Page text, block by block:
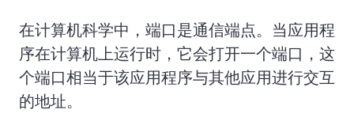
在计算机科学中，端口是通信端点。当应用程
序在计算机上运行时，它会打开一个端口，这
个端口相当于该应用程序与其他应用进行交互
的地址。